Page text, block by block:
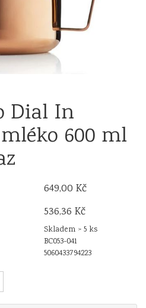
Dial In
600 ml
649,00 Kč
536,36 Kč
Skladem > 5 ks
BC053-041
5060433794223